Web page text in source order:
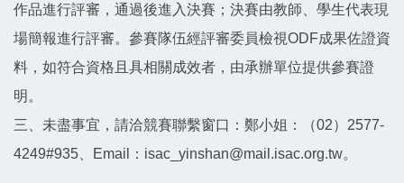
作品進行評審，通過後進入決賽；決賽由教師、學生代表現
場簡報進行評審。參賽隊伍經評審委員檢視ODF成果佐證資
料，如符合資格且具相關成效者，由承辦單位提供參賽證
明。
三、未盡事宜，請洽競賽聯繫窗口：鄭小姐：（02）2577-
4249#935、Email：isac_yinshan@mail.isac.org.tw。